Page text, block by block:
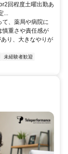
回程度土曜出勤あ
...
て、薬局や病院に
慎重さや責任感が
り、大きなやりが
未経験者歓迎